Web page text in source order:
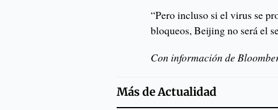
“Pero incluso si el virus se
bloqueos, Beijing no será el
Con información de
Más deActualidad